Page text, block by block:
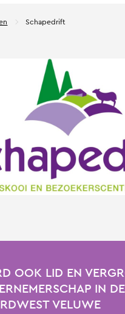
Schapedrift
OOK LID EN
IN
VELUWE